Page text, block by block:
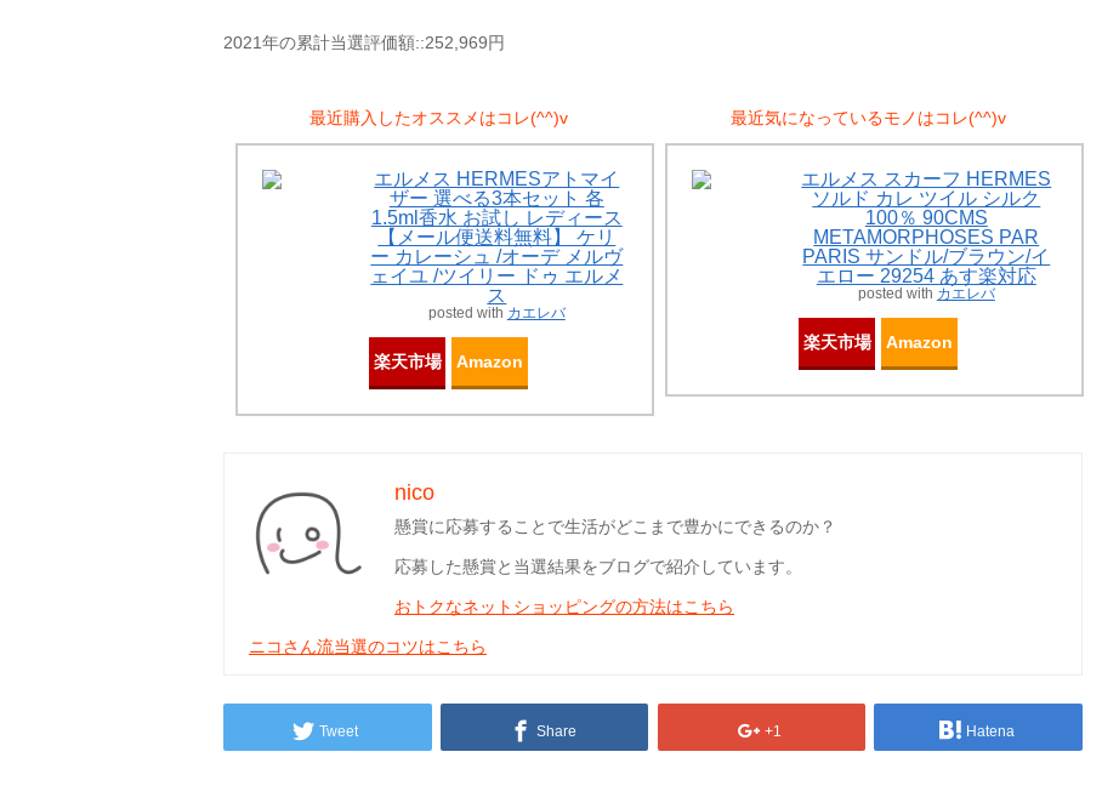
2021年の累計当選評価額::252,969円
最近購入したオススメはコレ(^^)v
エルメス HERMESアトマイ
ザー 選べる3本セット 各
1.5ml香水 お試し レディース
【メール便送料無料】 ケリ
ー カレーシュ /オーデ メルヴ
ェイユ /ツイリー ドゥ エルメ
ス
posted with カエレバ
楽天市場 Amazon
最近気になっているモノはコレ(^^)v
エルメス スカーフ HERMES
ソルド カレ ツイル シルク
100％ 90CMS
METAMORPHOSES PAR
PARIS サンドル/ブラウン/イ
エロー 29254 あす楽対応
posted with カエレバ
楽天市場 Amazon
nico
懸賞に応募することで生活がどこまで豊かにできるのか？
応募した懸賞と当選結果をブログで紹介しています。
おトクなネットショッピングの方法はこちら
ニコさん流当選のコツはこちら
Tweet Share +1 Hatena